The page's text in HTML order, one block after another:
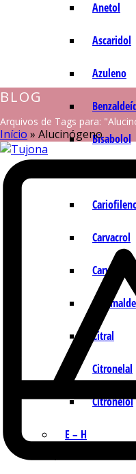
Anetol
Ascaridol
Azuleno
Bisabolol
Carvacrol
Carvona
Citral
Citronelal
Citronelol
E – H
BLOG
Arquivos de Tags para:
Início » Alucinógeno